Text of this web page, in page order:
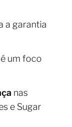
a garantia
um foco
nas
e Sugar